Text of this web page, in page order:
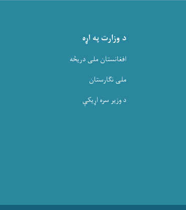
د وزارت په اړه
افغانستان ملی دریڅه
ملی نگارستان
د وزیر سره اړیکې